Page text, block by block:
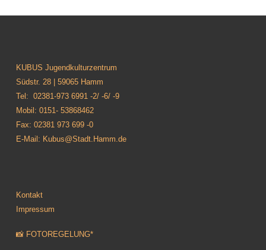
KUBUS Jugendkulturzentrum
Südstr. 28 | 59065 Hamm
Tel: 02381-973 6991 -2/ -6/ -9
Mobil: 0151- 53868462
Fax: 02381 973 699 -0
E-Mail: Kubus@Stadt.Hamm.de
Kontakt
Impressum
📸 FOTOREGELUNG*